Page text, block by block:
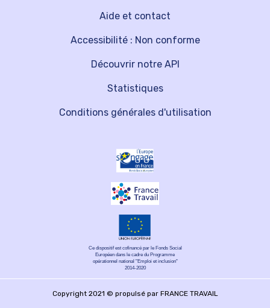
Découvrir notre API
Aide et contact
Statistiques
Accessibilité : Non conforme
Conditions générales d'utilisation
Ce dispositif est cofinancé par le Fonds Social
Européen dans le cadre du Programme
opérationnel national "Emploi et inclusion"
2014-2020
Copyright 2021 © propulsé par FRANCE TRAVAIL